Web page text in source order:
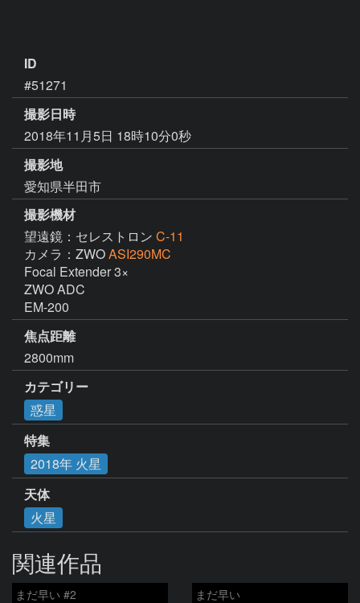
ID
#51271
撮影日時
2018年11月5日 18時10分0秒
撮影地
愛知県半田市
撮影機材
望遠鏡：セレストロン C-11
カメラ：ZWOASI290MC
Focal Extender 3×
ZWO ADC
EM-200
焦点距離
2800mm
カテゴリー
惑星
特集
2018年 火星
天体
火星
関連作品
まだ早い #2 まだ早い